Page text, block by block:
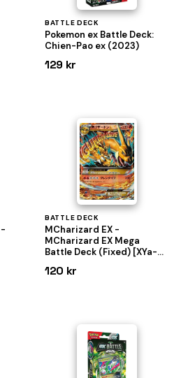
BATTLE DECK
Pokemon ex Battle Deck:
Chien-Pao ex (2023)
129 kr
BATTLE DECK
MCharizard EX -
MCharizard EX Mega
Battle Deck (Fixed) [XYa-
120 kr